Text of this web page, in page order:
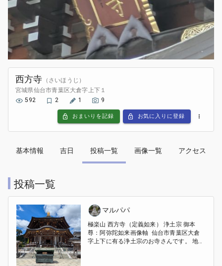
西方寺 （さいほうじ）
宮城県仙台市青葉区大倉字上下１
592
2 1 9
おまいりを記録 お気に入りに登録
基本情報 吉日 投稿一覧 画像一覧 アクセス
投稿一覧
マルパパ
極楽山 西方寺（定義如来） 浄土宗 御本
尊：阿弥陀如来画像軸 仙台市青葉区大倉
字上下に有る浄土宗のお寺さんです。 地元